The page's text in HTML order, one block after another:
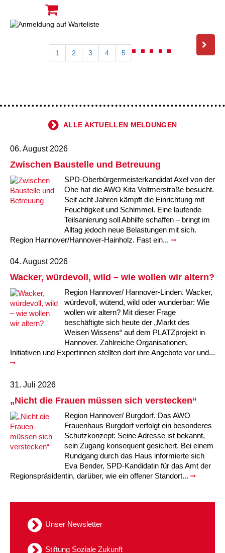
1 2 3 4 5
ALLE AKTUELLEN MELDUNGEN
06. August 2026
Zwischen Baustelle und Betreuung
SPD-Oberbürgermeisterkandidat Axel von der
Ohe hat die AWO Kita Voltmerstraße besucht.
Seit acht Jahren kämpft die Einrichtung mit
Feuchtigkeit und Schimmel. Eine laufende
Teilsanierung soll Abhilfe schaffen – bringt im
Alltag jedoch neue Belastungen mit sich.
Region Hannover/Hannover-Hainholz. Fast ein...
04. August 2026
Wacker, würdevoll, wild – wie wollen wir altern?
Region Hannover/ Hannover-Linden. Wacker,
würdevoll, wütend, wild oder wunderbar: Wie
wollen wir altern? Mit dieser Frage
beschäftigte sich heute der „Markt des
Weisen Wissens“ auf dem PLATZprojekt in
Hannover. Zahlreiche Organisationen,
Initiativen und Expertinnen stellten dort ihre Angebote vor und...
31. Juli 2026
„Nicht die Frauen müssen sich verstecken“
Region Hannover/ Burgdorf. Das AWO
Frauenhaus Burgdorf verfolgt ein besonderes
Schutzkonzept: Seine Adresse ist bekannt,
sein Zugang konsequent gesichert. Bei einem
Rundgang durch das Haus informierte sich
Eva Bender, SPD-Kandidatin für das Amt der
Regionspräsidentin, darüber, wie ein offener Standort...
Unser Newsletter
Stiftung Soziale Zukunft